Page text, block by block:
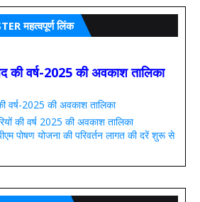
महत्वपूर्ण लिंक
की वर्ष-2025 की अवकाश तालिका
वर्ष-2025 की अवकाश तालिका
की वर्ष 2025 की अवकाश तालिका
पोषण योजना की परिवर्तन लागत की दरें शुरू से